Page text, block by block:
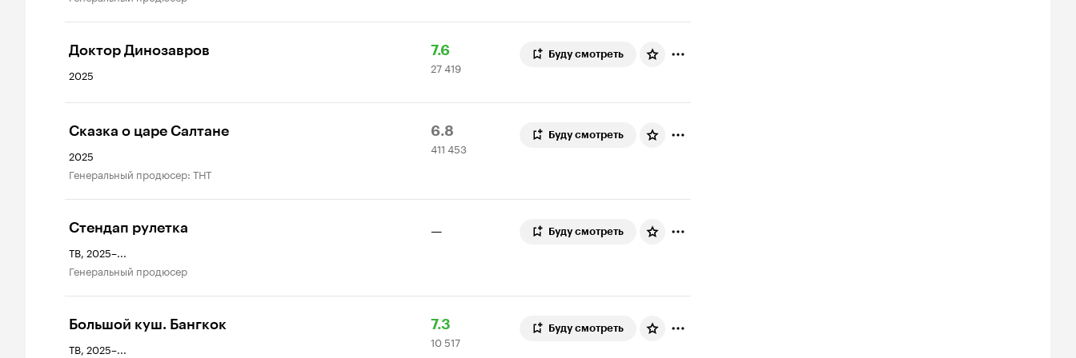
Доктор Динозавров
2025
Рейтинг
Кинопоиска
7.6
27
419
27 419
Буду смотреть
Сказка о царе Салтане
2025
генеральный продюсер: ТНТ
Рейтинг
Кинопоиска
6.8
411
453
411 453
Буду смотреть
Стендап рулетка
ТВ, 2025–...
генеральный продюсер
— Буду смотреть
Большой куш. Бангкок
ТВ, 2025–...
Рейтинг
Кинопоиска
7.3
10
517
10 517
Буду смотреть